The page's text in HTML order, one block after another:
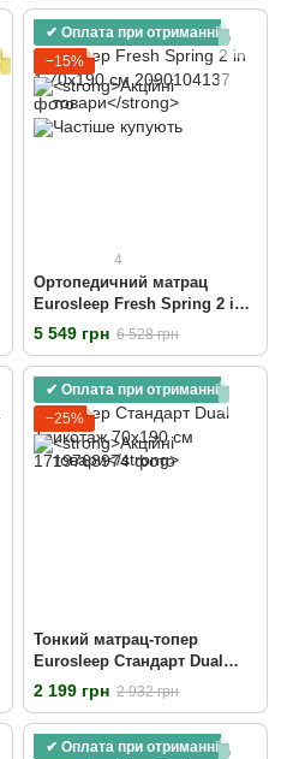
✔ Оплата при отриманні
−15%
4
Ортопедичний матрац
Eurosleep Fresh Spring 2 in 1
70х190 см
5 549 грн 6 528 грн
✔ Оплата при отриманні
−25%
Тонкий матрац-топер
Eurosleep Стандарт Dual
Трикотаж 70х190 см
2 199 грн 2 932 грн
✔ Оплата при отриманні